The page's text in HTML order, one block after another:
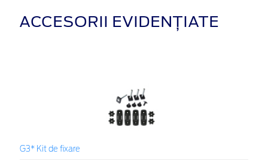
ACCESORII EVIDENȚIATE
G3* Kit de fixare